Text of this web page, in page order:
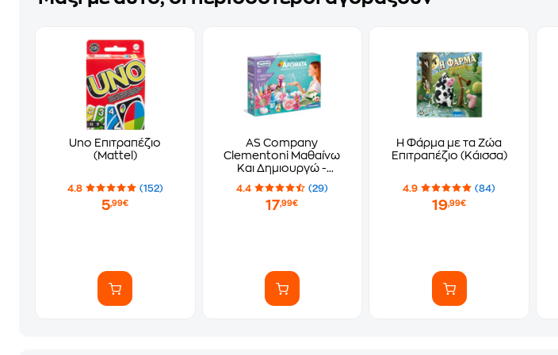
Uno Επιτραπέζιο
(Mattel)
4.8 (152)
5,99€
AS Company
Clementoni Μαθαίνω
Και Δημιουργώ -
Λουλουδένια Αρώματα
4.4 (29)
17,99€
Η Φάρμα με τα Ζώα
Επιτραπέζιο (Κάισσα)
4.9 (84)
19,99€